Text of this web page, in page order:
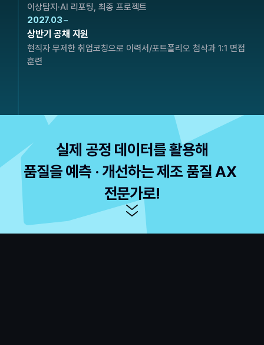
이상탐지·AI 리포팅, 최종 프로젝트
2027.03 –
상반기 공채 지원
현직자 무제한 취업코칭으로 이력서/포트폴리오 첨삭과 1:1 면접
훈련
실제 공정 데이터를 활용해
품질을 예측 · 개선하는 제조 품질 AX
전문가로!